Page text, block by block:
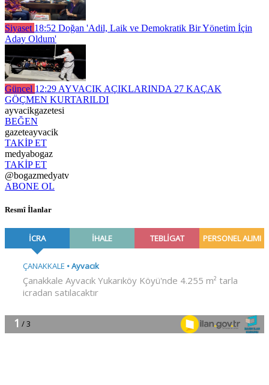
Siyaset 18:52 Doğan 'Adil, Laik ve Demokratik Bir Yönetim İçin
Aday Oldum'
Güncel 12:29 AYVACIK AÇIKLARINDA 27 KAÇAK
GÖÇMEN KURTARILDI
ayvacikgazetesi
BEĞEN
gazeteayvacik
TAKİP ET
medyabogaz
TAKİP ET
@bogazmedyatv
ABONE OL
Resmî İlanlar